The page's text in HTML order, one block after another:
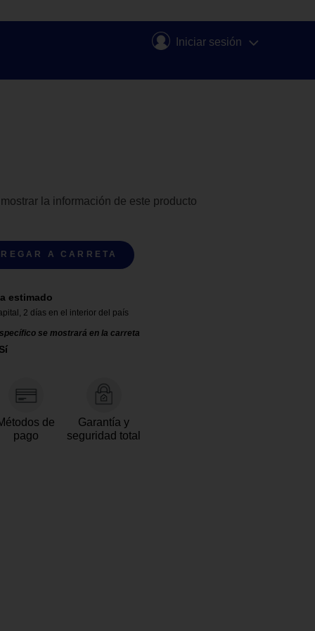
Iniciar sesión
la información de este producto
A CARRETA
estimado
, 2 días en el interior del país
se mostrará en la carreta
de
pago
Garantía y
seguridad total